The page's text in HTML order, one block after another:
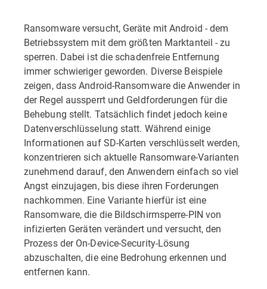
Ransomware versucht, Geräte mit Android - dem
Betriebssystem mit dem größten Marktanteil - zu
sperren. Dabei ist die schadenfreie Entfernung
immer schwieriger geworden. Diverse Beispiele
zeigen, dass Android-Ransomware die Anwender in
der Regel aussperrt und Geldforderungen für die
Behebung stellt. Tatsächlich findet jedoch keine
Datenverschlüsselung statt. Während einige
Informationen auf SD-Karten verschlüsselt werden,
konzentrieren sich aktuelle Ransomware-Varianten
zunehmend darauf, den Anwendern einfach so viel
Angst einzujagen, bis diese ihren Forderungen
nachkommen. Eine Variante hierfür ist eine
Ransomware, die die Bildschirmsperre-PIN von
infizierten Geräten verändert und versucht, den
Prozess der On-Device-Security-Lösung
abzuschalten, die eine Bedrohung erkennen und
entfernen kann.